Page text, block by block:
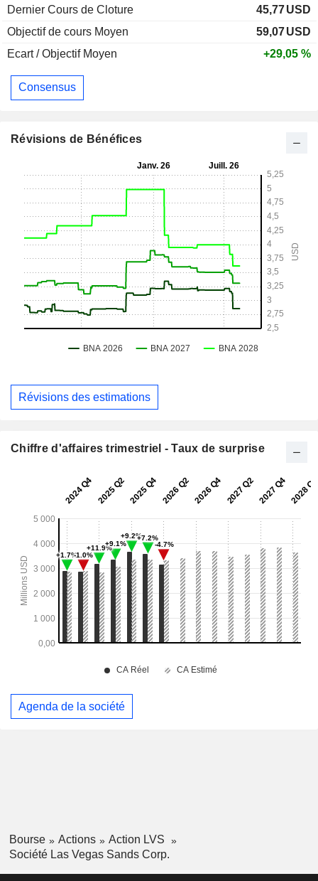
Dernier Cours de Cloture
45,77USD
Objectif de cours Moyen
59,07USD
Ecart / Objectif Moyen
+29,05 %
Consensus
Révisions de Bénéfices
Révisions des estimations
Chiffre d'affaires trimestriel - Taux de surprise
Agenda de la société
Bourse Actions
Action LVS
Société Las Vegas Sands Corp.